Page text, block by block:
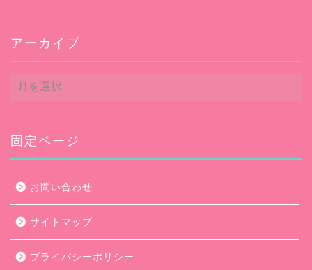
アーカイブ
ア
ー
ブ
固定ページ
お問い合わせ
サイトマップ
プライバシーポリシー